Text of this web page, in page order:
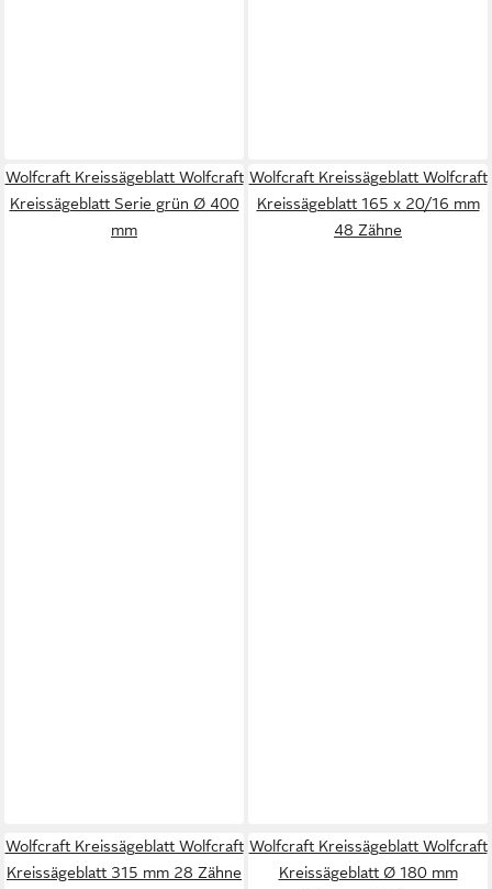
Wolfcraft Kreissägeblatt Wolfcraft
Kreissägeblatt Serie grün Ø 400
mm
Wolfcraft Kreissägeblatt Wolfcraft
Kreissägeblatt 165 x 20/16 mm
48 Zähne
Wolfcraft Kreissägeblatt Wolfcraft
Kreissägeblatt 315 mm 28 Zähne
Wolfcraft Kreissägeblatt Wolfcraft
Kreissägeblatt Ø 180 mm